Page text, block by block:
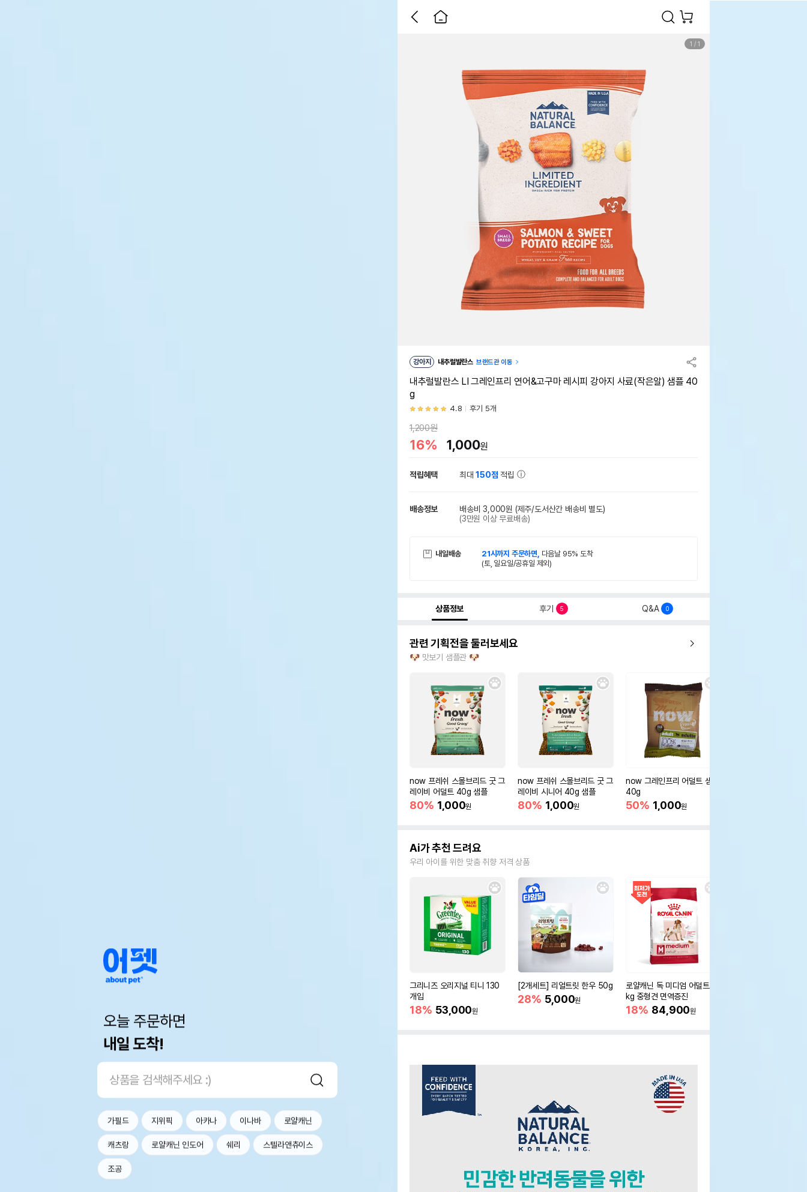
오늘 주문하면
내일 도착!
가필드 지위픽 아카나 이나바 로얄캐닌
캐츠랑 로얄캐닌 인도어 쉐리 스텔라앤츄이스
조공
1 / 1
강아지 내추럴발란스 브랜드관 이동
내추럴발란스 LI 그레인프리 연어&고구마 레시피 강아지 사료(작은알) 샘플 40
g
4.8 후기 5개
1,200원
16% 1,000원
적립혜택 최대150점 적립
배송정보 배송비 3,000원 (제주/도서산간 배송비 별도)
(3만원 이상 무료배송)
내일배송 21시까지 주문하면, 다음날 95% 도착
(토, 일요일/공휴일 제외)
상품정보 후기 5 Q&A 0
관련 기획전을 둘러보세요
🐶 맛보기 샘플관 🐶
now 프레쉬 스몰브리드 굿 그
레이비 어덜트 40g 샘플
80% 1,000원
now 프레쉬 스몰브리드 굿 그
레이비 시니어 40g 샘플
80% 1,000원
now 그레인프리 어덜트 샘플
40g
50% 1,000원
Ai가 추천 드려요
우리 아이를 위한 맞춤 취향 저격 상품
그리니즈 오리지널 티니 130
개입
18% 53,000원
[2개세트] 리얼트릿 한우 50g
28% 5,000원
로얄캐닌 독 미디엄 어덜트 10
kg 중형견 면역증진
18% 84,900원